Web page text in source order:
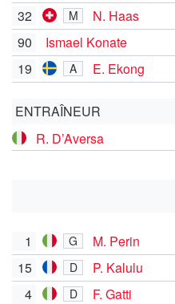
32
M N. Haas
90
Ismael Konate
19
A E. Ekong
ENTRAÎNEUR
R. D’Aversa
1 G
M. Perin
15
D
P. Kalulu
4
D
F. Gatti